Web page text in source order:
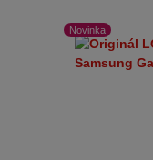
Novinka